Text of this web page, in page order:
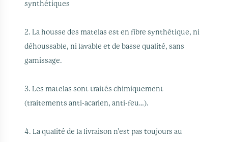
synthétiques
2. La housse des matelas est en fibre synthétique, ni
déhoussable, ni lavable et de basse qualité, sans
garnissage.
3. Les matelas sont traités chimiquement
(traitements anti-acarien, anti-feu…).
4. La qualité de la livraison n’est pas toujours au